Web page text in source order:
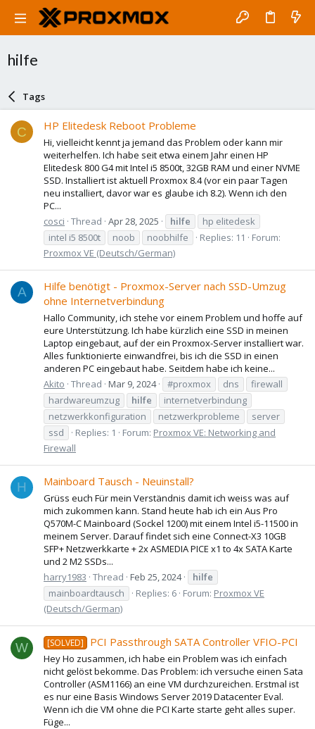
hilfe
Tags
C HP Elitedesk Reboot Probleme
Hi, vielleicht kennt ja jemand das Problem oder kann mir
weiterhelfen. Ich habe seit etwa einem Jahr einen HP
Elitedesk 800 G4 mit Intel i5 8500t, 32GB RAM und einer NVME
SSD. Installiert ist aktuell Proxmox 8.4 (vor ein paar Tagen
neu installiert, davor war es glaube ich 8.2). Wenn ich den
PC...
cosci Thread Apr 28, 2025 hilfe
hp elitedesk
intel i5 8500t
noob noobhilfe Replies: 11
Forum:
Proxmox VE (Deutsch/German)
A
Hilfe benötigt - Proxmox-Server nach SSD-Umzug
ohne Internetverbindung
Hallo Community, ich stehe vor einem Problem und hoffe auf
eure Unterstützung. Ich habe kürzlich eine SSD in meinen
Laptop eingebaut, auf der ein Proxmox-Server installiert war.
Alles funktionierte einwandfrei, bis ich die SSD in einen
anderen PC eingebaut habe. Seitdem habe ich keine...
Akito Thread Mar 9, 2024 #proxmox dns
firewall
hardwareumzug
hilfe
internetverbindung
netzwerkkonfiguration
netzwerkprobleme
server
ssd
Replies: 1 Forum: Proxmox VE: Networking and
Firewall
H Mainboard Tausch - Neuinstall?
Grüss euch Für mein Verständnis damit ich weiss was auf
mich zukommen kann. Stand heute hab ich ein Aus Pro
Q570M-C Mainboard (Sockel 1200) mit einem Intel i5-11500 in
meinem Server. Darauf findet sich eine Connect-X3 10GB
SFP+ Netzwerkkarte + 2x ASMEDIA PICE x1 to 4x SATA Karte
und 2 M2 SSDs...
harry1983 Thread Feb 25, 2024
hilfe
mainboardtausch
Replies: 6 Forum: Proxmox VE
(Deutsch/German)
W [SOLVED] PCI Passthrough SATA Controller VFIO-PCI
Hey Ho zusammen, ich habe ein Problem was ich einfach
nicht gelöst bekomme. Das Problem: ich versuche einen Sata
Controller (ASM1166) an eine VM durchzureichen. Erstmal ist
es nur eine Basis Windows Server 2019 Datacenter Eval.
Wenn ich die VM ohne die PCI Karte starte geht alles super.
Füge...